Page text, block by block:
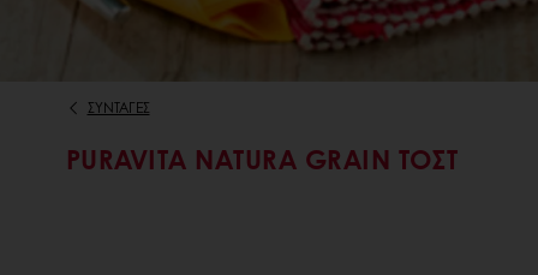
ΣΥΝΤΑΓΕΣ
PURAVITA NATURA GRAIN ΤΟΣΤ